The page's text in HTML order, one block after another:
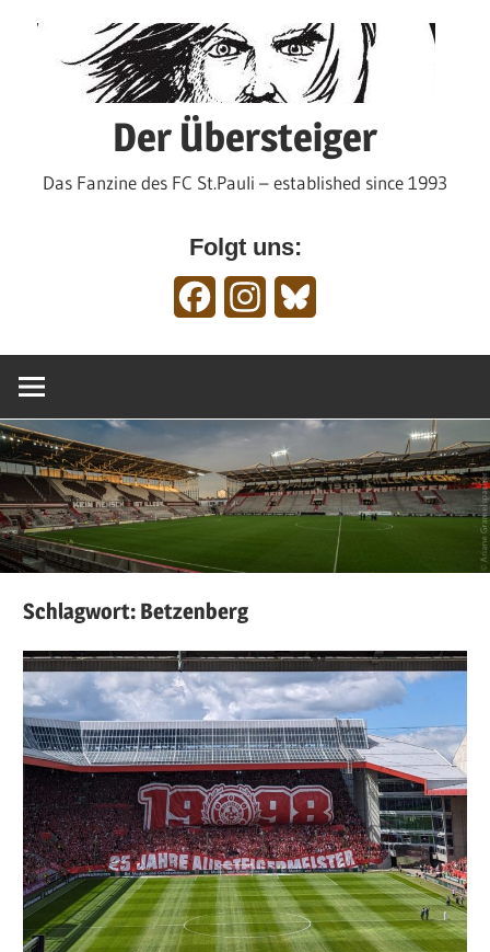
Der Übersteiger
Das Fanzine des FC St.Pauli – established since 1993
Folgt uns:
FacebookInstagram
Schlagwort: Betzenberg